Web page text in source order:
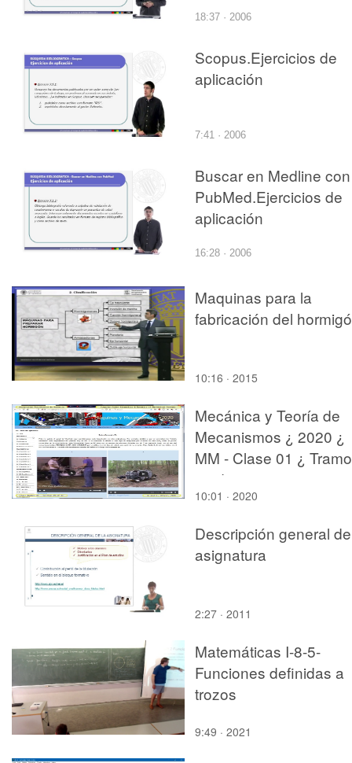
18:37 · 2006
Scopus.Ejercicios de
aplicación
7:41 · 2006
Buscar en Medline con
PubMed.Ejercicios de
aplicación
16:28 · 2006
Maquinas para la
fabricación del
10:16 · 2015
Mecánica y Teoría de
Mecanismos ¿ 2020 ¿
MM - Clase 01 ¿ Tramo
09 de 12
10:01 · 2020
Descripción general
asignatura
2:27 · 2011
Matemáticas I-8-5-
Funciones definidas a
trozos
9:49 · 2021